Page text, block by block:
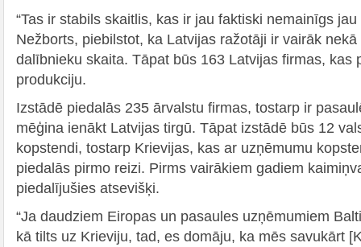
“Tas ir stabils skaitlis, kas ir jau faktiski nemainīgs jau
Nežborts, piebilstot, ka Latvijas ražotāji ir vairāk
dalībnieku skaita. Tāpat būs 163 Latvijas firmas, kas
produkciju.
Izstādē piedalās 235 ārvalstu firmas, tostarp ir
mēģina ienākt Latvijas tirgū. Tāpat izstādē būs 12
kopstendi, tostarp Krievijas, kas ar uzņēmumu
piedalās pirmo reizi. Pirms vairākiem gadiem
piedalījušies atsevišķi.
“Ja daudziem Eiropas un pasaules uzņēmumiem
kā tilts uz Krieviju, tad, es domāju, ka mēs savukārt